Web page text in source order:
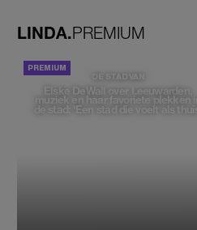
LINDA.PREMIUM
DE STAD VAN
Elske DeWall over Leeuwarden,
muziek en haar favoriete plekken in
de stad: 'Een stad die voelt als thuis'